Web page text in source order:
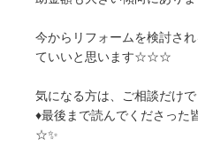
今からリフォームを検討さ
ていいと思います☆☆☆
気になる方は、ご相談だけ
♦️最後まで読んでくださった
☆✨